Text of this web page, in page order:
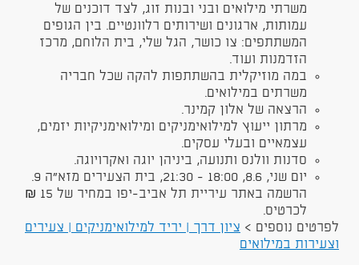
משרתי מילואים ובני ובנות זוג, לצד דוכנים של
עמותות, ארגונים ושירותים רלוונטיים. בין הגופים
המשתתפים: צו כושר, הגל שלי, בית הלוחם, מרכז
הזדמנות ועוד.
במה מוזיקלית בהשתתפות להקה שכל חבריה
משרתים במילואים.
הרצאה של אלון קמינר.
מרתון ייעוץ למילואימניקים ומילואימניקיות יזמים,
עצמאיים ובעלי עסקים.
סדנות וולנס ותנועה, ביניהן יוגה ואקרויוגה.
יום שני, 8.6, 18:00 - 21:30, בית הצעירים מזא"ה 9.
הרשמה באתר עיריית תל אביב-יפו במחיר של 15 ₪
לכרטיס.
לפרטים נוספים > ציון דרך | יריד למילואימניקים | צעירים
וצעירות במילואים